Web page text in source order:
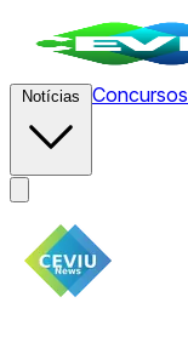
Concursos